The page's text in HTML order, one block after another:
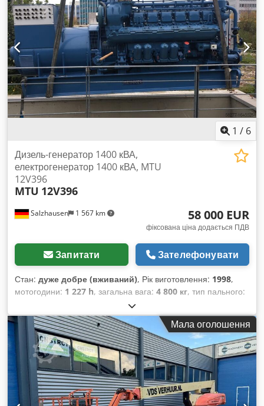
1 / 6
Salzhausen 1 567 km
Дизель-генератор 1400 кВА,
електрогенератор 1400 кВА, MTU
12V396
MTU 12V396
58 000 EUR
фіксована ціна додається ПДВ
Запитати Зателефонувати
Стан: дуже добре (вживаний), Рік виготовлення: 1998,
мотогодини: 1 227 h, загальна вага: 4 800 кг, тип пального:
1 000 л, колір:
кВт (380,69 к.с.), вихідний струм:504 A, вихідна напруга:
400 V, вихідна частота:50 Гц, тип вихідного струму:
трифазний, номінальна потужність:280 кВт (380,69 к.с.),
номінальна (очевидна) потужність:350 кВА, загальна
довжина: 4 500 мм, загальна ширина:1 600 мм, загальна
висота:2 200 мм, максимальна швидкість обертання:
об/хв, виробник двигунів:Iveco, тип охолодження:вода,
Продається вживаний дизельний генератор (резервна
Мала оголошення